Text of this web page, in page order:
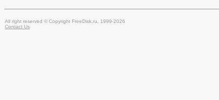
All right reserved © Copyright FreeDisk.ru, 1999-2026
Contact Us